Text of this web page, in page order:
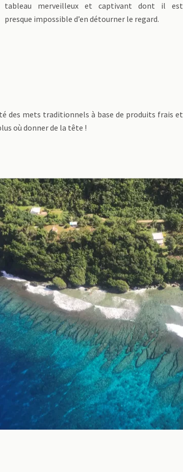
tableau merveilleux et captivant dont il est
presque impossible d’en détourner le regard.
des mets traditionnels à base de produits frais et
où donner de la tête !